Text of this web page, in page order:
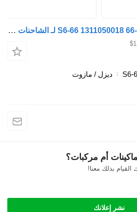
علبة السرعات ZF س6-66 S6-66 1311050018 لـ الشاحنات Volvo FL, FL6, FL7, FL10, FL12, FS718 (1985-2005)
ديزل / مازوت
أم مركبات؟
بذلك معنا!
إعلانك